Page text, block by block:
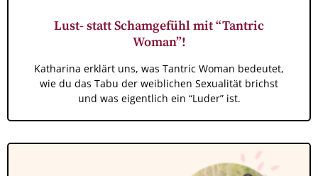
Lust- statt Schamgefühl mit “Tantric
Woman”!
Katharina erklärt uns, was Tantric Woman bedeutet,
wie du das Tabu der weiblichen Sexualität brichst
und was eigentlich ein “Luder” ist.